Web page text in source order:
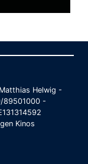
Helwig -
89501000 -
Kinos